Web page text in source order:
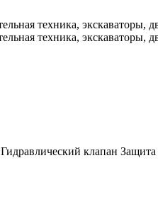
Гидравлический клапан Защита